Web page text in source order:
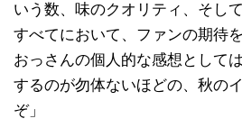
いう数、味のクオリティ、そし
すべてにおいて、ファンの期待
おっさんの個人的な感想として
するのが勿体ないほどの、秋の
ぞ」